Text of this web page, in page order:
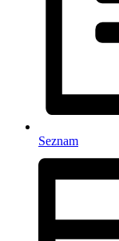
Seznam